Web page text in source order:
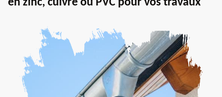
en zinc, cuivre ou PVC pour vos travaux